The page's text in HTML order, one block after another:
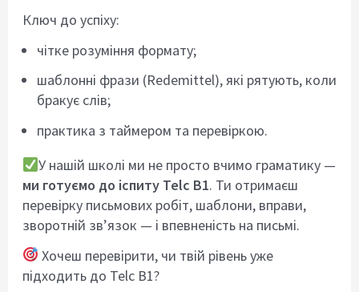
Ключ до успіху:
чітке розуміння формату;
шаблонні фрази (Redemittel), які рятують, коли
бракує слів;
практика з таймером та перевіркою.
У нашій школі ми не просто вчимо граматику —
ми готуємо до іспиту Telc B1. Ти отримаєш
перевірку письмових робіт, шаблони, вправи,
зворотній зв’язок — і впевненість на письмі.
Хочеш перевірити, чи твій рівень уже
підходить до Telc B1?